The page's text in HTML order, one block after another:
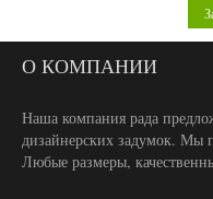
О КОМПАНИИ
Наша компания рада
дизайнерских задумок. Мы
Любые размеры,